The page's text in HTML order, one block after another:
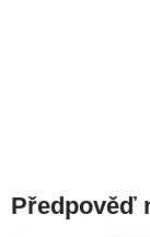
Předpověď